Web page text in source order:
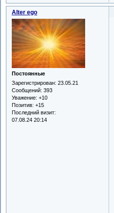
Alter ego
Постоянные
Зарегистрирован: 23.05.21
Сообщений: 393
Уважение: +10
Позитив: +15
Последний визит:
07.08.24 20:14